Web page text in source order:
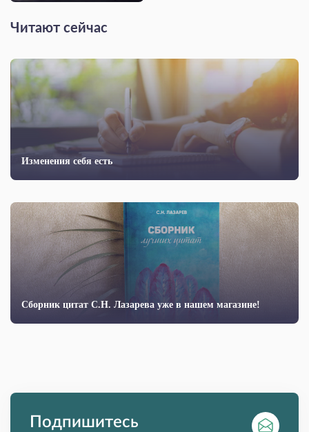
Читают сейчас
Изменения себя есть
Сборник цитат С.Н. Лазарева уже в нашем магазине!
Подпишитесь